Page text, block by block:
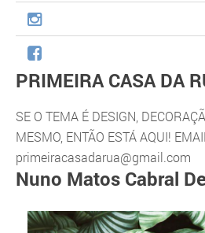
PRIMEIRA CASA DA
SE O TEMA É DESIGN,
MESMO, ENTÃO ESTÁ AQUI!
primeiracasadarua@gmail.com
Nuno Matos Cabral